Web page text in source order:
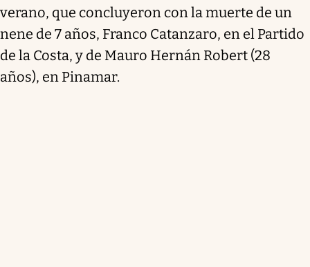
verano, que concluyeron con la muerte de un
nene de 7 años, Franco Catanzaro, en el Partido
de la Costa, y de Mauro Hernán Robert (28
años), en Pinamar.